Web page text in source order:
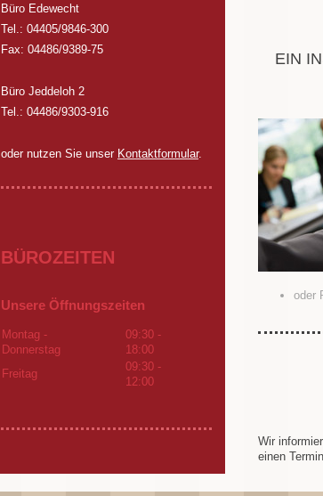
EIN
oder
Wir
einen
Büro Edewecht
Tel.: 04405/9846-300
Fax: 04486/9389-75
Büro Jeddeloh 2
Tel.: 04486/9303-916
oder nutzen Sie unser Kontaktformular.
BÜROZEITEN
Unsere Öffnungszeiten
Montag -
Donnerstag
09:30 -
18:00
Freitag
09:30 -
12:00